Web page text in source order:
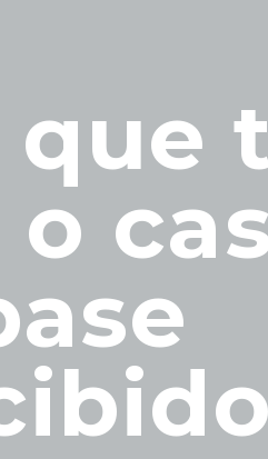
que